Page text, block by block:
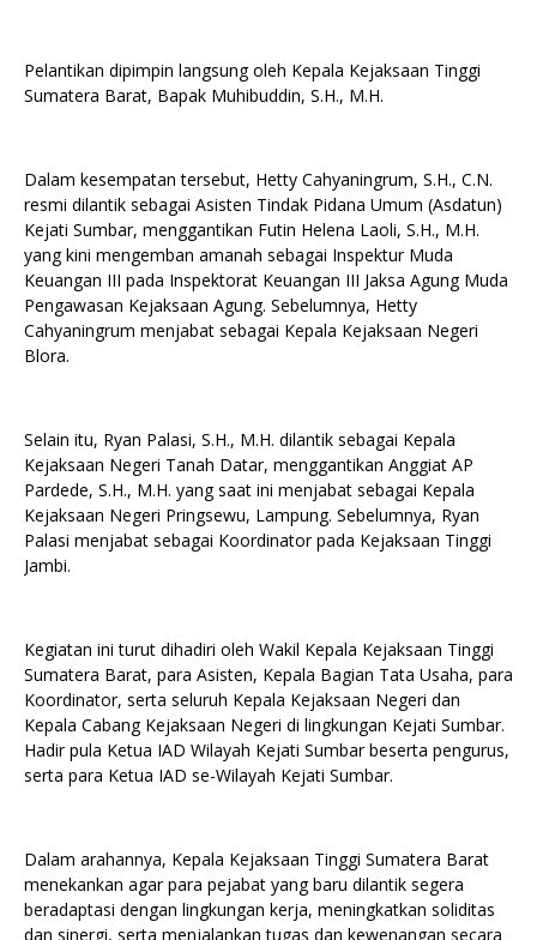
Pelantikan dipimpin langsung oleh Kepala Kejaksaan Tinggi
Sumatera Barat, Bapak Muhibuddin, S.H., M.H.
Dalam kesempatan tersebut, Hetty Cahyaningrum, S.H., C.N.
resmi dilantik sebagai Asisten Tindak Pidana Umum (Asdatun)
Kejati Sumbar, menggantikan Futin Helena Laoli, S.H., M.H.
yang kini mengemban amanah sebagai Inspektur Muda
Keuangan III pada Inspektorat Keuangan III Jaksa Agung Muda
Pengawasan Kejaksaan Agung. Sebelumnya, Hetty
Cahyaningrum menjabat sebagai Kepala Kejaksaan Negeri
Blora.
Selain itu, Ryan Palasi, S.H., M.H. dilantik sebagai Kepala
Kejaksaan Negeri Tanah Datar, menggantikan Anggiat AP
Pardede, S.H., M.H. yang saat ini menjabat sebagai Kepala
Kejaksaan Negeri Pringsewu, Lampung. Sebelumnya, Ryan
Palasi menjabat sebagai Koordinator pada Kejaksaan Tinggi
Jambi.
Kegiatan ini turut dihadiri oleh Wakil Kepala Kejaksaan Tinggi
Sumatera Barat, para Asisten, Kepala Bagian Tata Usaha, para
Koordinator, serta seluruh Kepala Kejaksaan Negeri dan
Kepala Cabang Kejaksaan Negeri di lingkungan Kejati Sumbar.
Hadir pula Ketua IAD Wilayah Kejati Sumbar beserta pengurus,
serta para Ketua IAD se-Wilayah Kejati Sumbar.
Dalam arahannya, Kepala Kejaksaan Tinggi Sumatera Barat
menekankan agar para pejabat yang baru dilantik segera
beradaptasi dengan lingkungan kerja, meningkatkan soliditas
dan sinergi, serta menjalankan tugas dan kewenangan secara